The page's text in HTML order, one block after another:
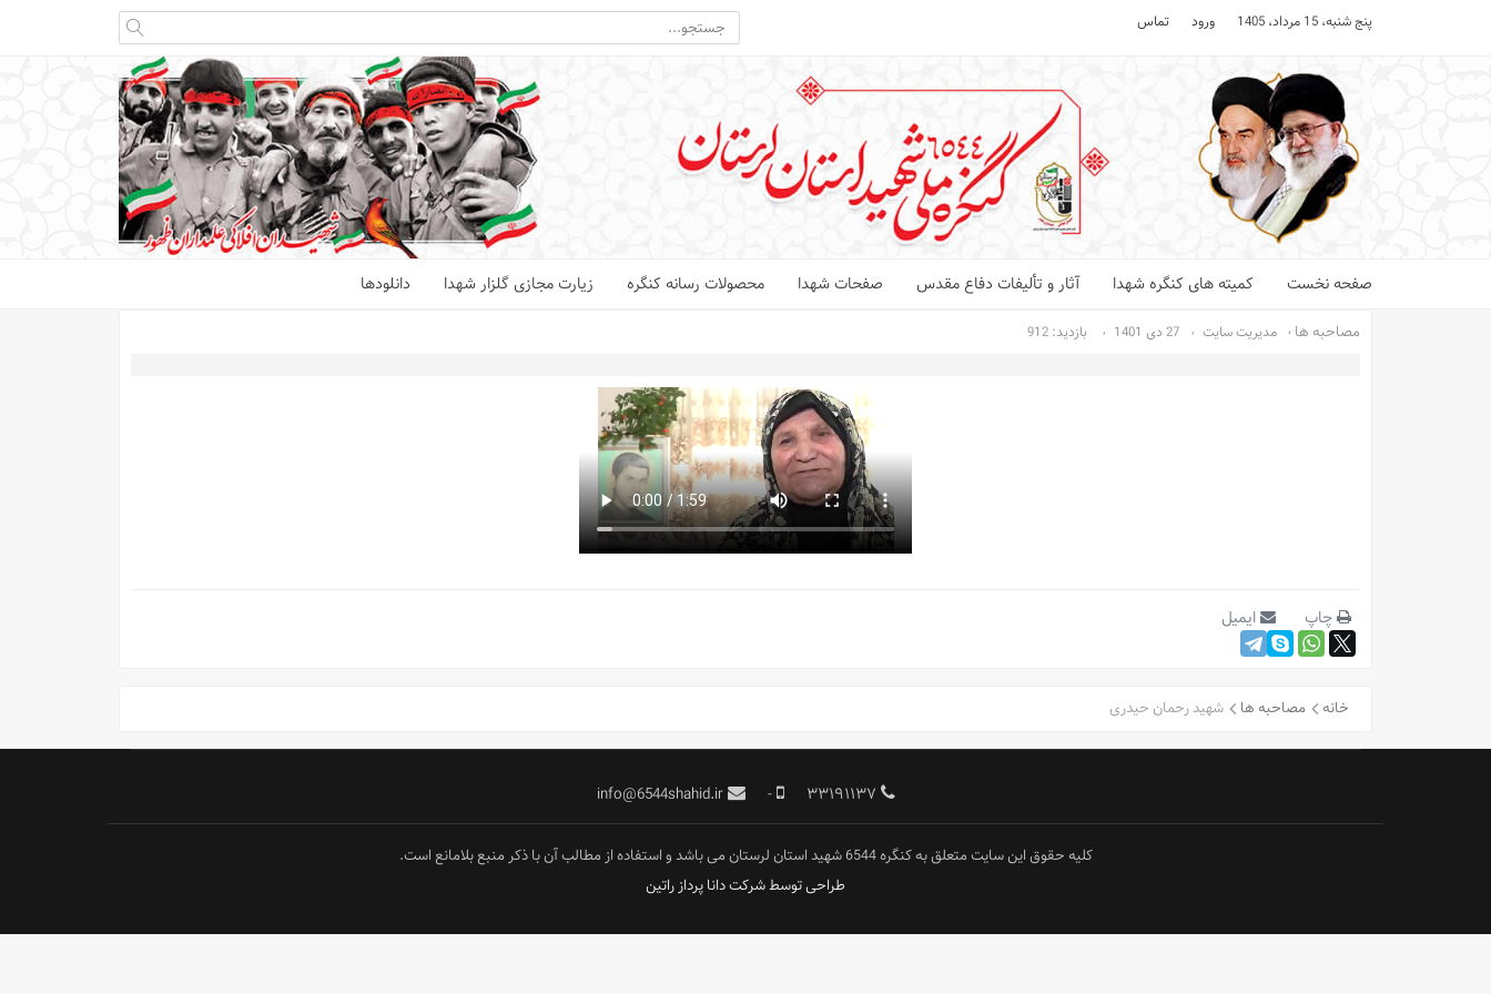
پنج شنبه، 15 مرداد، 1405 ورود تماس
صفحه نخست کمیته های کنگره شهدا آثار و تألیفات دفاع مقدس صفحات شهدا محصولات رسانه کنگره زیارت مجازی گلزار شهدا دانلودها
مصاحبه ها مدیریت سایت 27 دی 1401 بازدید: 912
چاپ ایمیل
خانه مصاحبه ها شهید رحمان حیدری
۳۳۱۹۱۱۳۷ -
info@6544shahid.ir
کليه حقوق اين سايت متعلق به کنگره 6544 شهید استان لرستان می باشد و استفاده از مطالب آن با ذکر منبع بلامانع است.
طراحی توسط شرکت دانا پرداز راتین